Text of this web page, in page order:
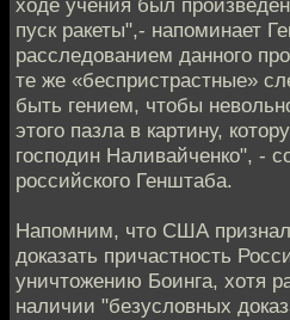
ходе учения был
пуск ракеты",- напоминает
расследованием данного
те же «беспристрастные»
быть гением, чтобы
этого пазла в картину,
господин Наливайченко", -
российского Генштаба.
Напомним, что США
доказать причастность
уничтожению Боинга, хотя
наличии "безусловных